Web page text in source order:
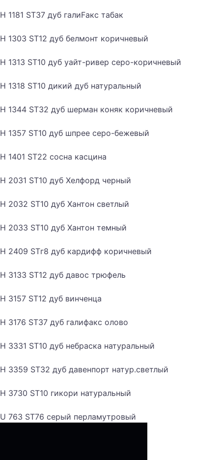
H 1181 ST37 дуб галиFакс табак
H 1303 ST12 дуб белмонт коричневый
H 1313 ST10 дуб уайт-ривер серо-коричневый
H 1318 ST10 дикий дуб натуральный
H 1344 ST32 дуб шерман коняк коричневый
H 1357 ST10 дуб шпрее серо-бежевый
H 1401 ST22 сосна касцина
H 2031 ST10 дуб Хелфорд черный
H 2032 ST10 дуб Хантон светлый
H 2033 ST10 дуб Хантон темный
H 2409 STг8 дуб кардифф коричневый
H 3133 ST12 дуб давос трюфель
H 3157 ST12 дуб винченца
H 3176 ST37 дуб галифакс олово
H 3331 ST10 дуб небраска натуральный
H 3359 ST32 дуб давенпорт натур.светлый
H 3730 ST10 гикори натуральный
U 763 ST76 серый перламутровый